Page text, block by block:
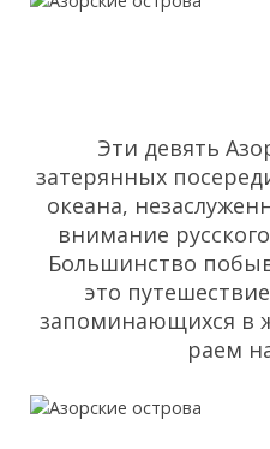
Эти девять
затерянных
океана,
внимание
Большинство
это
запоминающихся в
раем